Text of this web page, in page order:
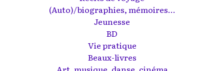
(Auto)/biographies, mémoires...
Jeunesse
BD
Vie pratique
Beaux-livres